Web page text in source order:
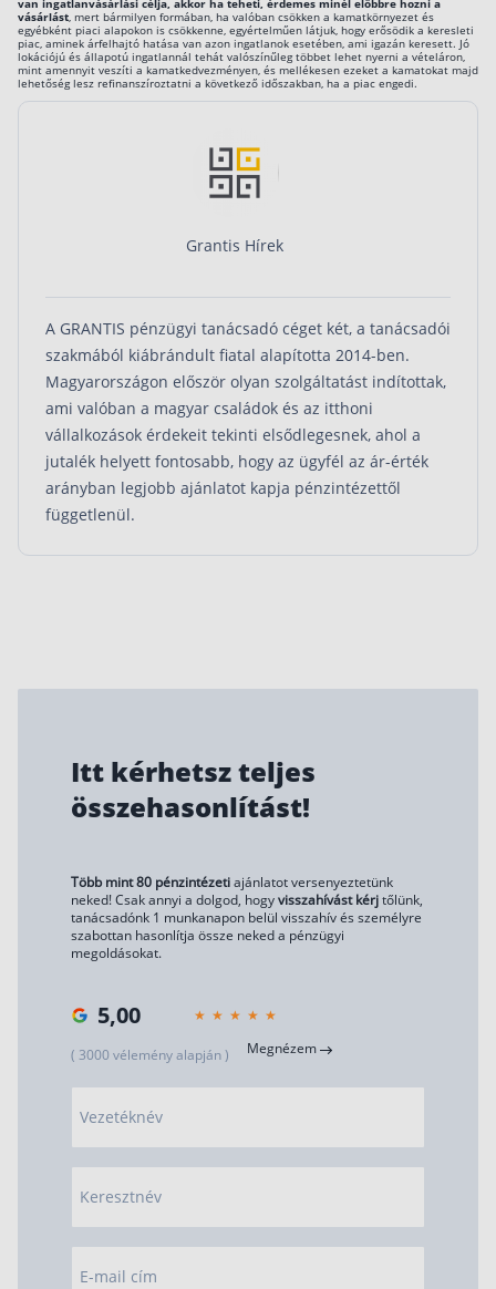
vásárlást , mert bármilyen formában, ha valóban csökken a kamatkörnyezet és
egyébként piaci alapokon is csökkenne, egyértelműen látjuk, hogy erősödik a keresleti
piac, aminek árfelhajtó hatása van azon ingatlanok esetében, ami igazán keresett. Jó
lokációjú és állapotú ingatlannál tehát valószínűleg többet lehet nyerni a vételáron,
mint amennyit veszíti a kamatkedvezményen, és mellékesen ezeket a kamatokat majd
lehetőség lesz refinanszíroztatni a következő időszakban, ha a piac engedi.
Grantis Hírek
A GRANTIS pénzügyi tanácsadó céget két, a tanácsadói
szakmából kiábrándult fiatal alapította 2014-ben.
Magyarországon először olyan szolgáltatást indítottak,
ami valóban a magyar családok és az itthoni
vállalkozások érdekeit tekinti elsődlegesnek, ahol a
jutalék helyett fontosabb, hogy az ügyfél az ár-érték
arányban legjobb ajánlatot kapja pénzintézettől
függetlenül.
Itt kérhetsz teljes
összehasonlítást!
Több mint 80 pénzintézetiajánlatot versenyeztetünk
neked! Csak annyi a dolgod, hogyvisszahívást kérjtőlünk,
tanácsadónk 1 munkanapon belül visszahív és személyre
szabottan hasonlítja össze neked a pénzügyi
megoldásokat.
5,00
( 3000 vélemény alapján ) Megnézem
Vezetéknév
Keresztnév
E-mail cím